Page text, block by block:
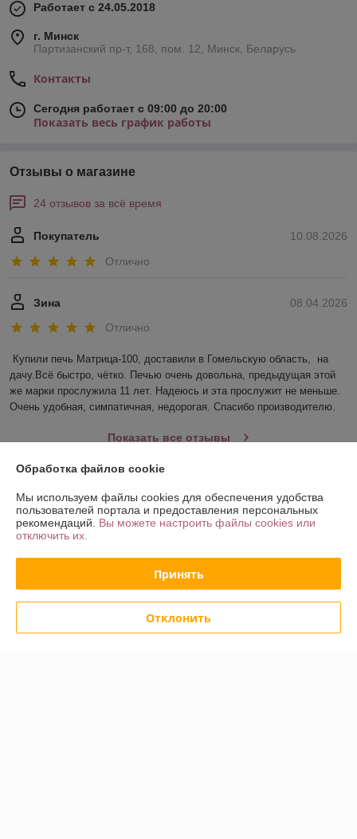
Работает с 24.05.2018
г. Минск
Партизанский пр-т, 168, пом. 12, Минск, Беларусь
Контакты
Сегодня работает с 09:00 до 20:00
Показать весь график работы
Отзывы о магазине
24 отзывов за всё время
10.08.2026
Покупатель
Отлично
08.04.2026
Зина
Отлично
Купили печь Матрица-100, доставили в Гомельскую область,  на
дачу.Всё быстро, чётко. Печью очень довольна, предыдущая этой
же марки прослужила 11 лет. Надеюсь и эта прослужит не меньше.
Очень удобная, симпатичная, недорогая. Спасибо производителю.
Показать все отзывы
О нас
Контакты
График работы
Обработка файлов cookie
Мы используем файлы cookies для обеспечения удобства
пользователей портала и предоставления персональных
рекомендаций. Вы можете настроить файлы cookies или
отключить их.
Принять
Отклонить